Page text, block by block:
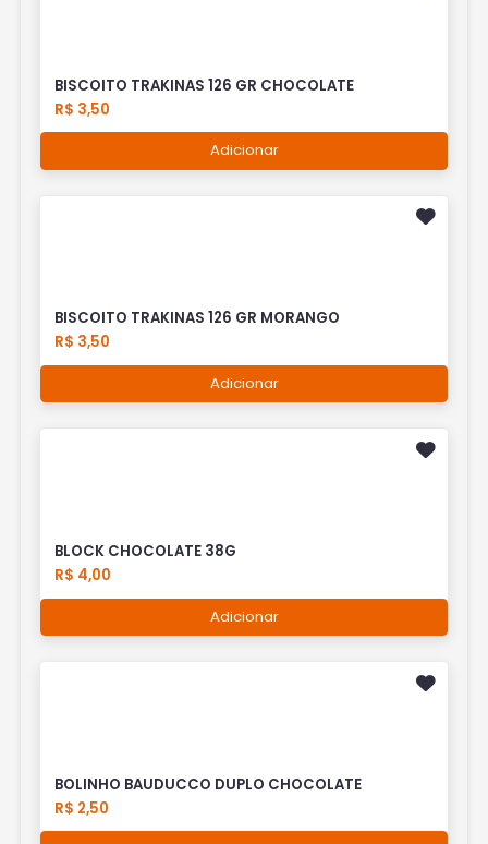
BISCOITO TRAKINAS 126 GR CHOCOLATE
R$ 3,50
Adicionar
BISCOITO TRAKINAS 126 GR MORANGO
R$ 3,50
Adicionar
BLOCK CHOCOLATE 38G
R$ 4,00
Adicionar
BOLINHO BAUDUCCO DUPLO CHOCOLATE
R$ 2,50